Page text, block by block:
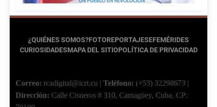
¿QUIÉNES SOMOS?FOTOREPORTAJESEFEMÉRIDES
CURIOSIDADESMAPA DEL SITIOPOLÍTICA DE PRIVACIDAD
Correo: rcadigital@icrt.cu | Teléfono: (+53) 32298673 |
Dirección: Calle Cisneros # 310, Camagüey, Cuba. CP: